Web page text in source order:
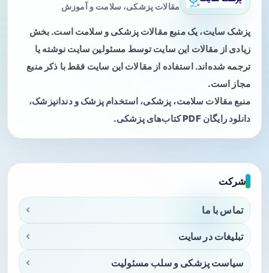
مقالات پزشکی، سلامت و آموزش
پزشک سایت، یک منبع مقالات پزشکی و سلامت است. بخش
زیادی از مقالات این سایت توسط مسئولین سایت نوشته یا
ترجمه شده‌اند. استفاده از مقالات این سایت فقط با ذکر منبع
مجاز است.
منبع مقالات سلامت، پزشکی، استخدام پزشک و دندانپزشک،
دانلود رایگان PDF کتاب‌های پزشکی.
شرکت
تماس با ما
تبلیغات در سایت
سیاست پزشکی و سلب مسئولیت